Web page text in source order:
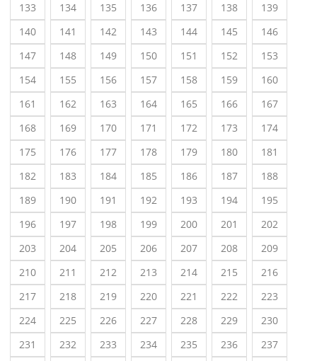
133
134 135 136 137 138
139
140
141 142 143 144 145
146
147
148 149 150 151 152
153
154
155 156 157 158 159
160
161
162 163 164 165 166
167
168
169 170 171 172 173
174
175
176 177 178 179 180
181
182
183 184 185 186 187
188
189
190 191 192 193 194
195
196
197 198 199 200 201
202
203
204 205 206 207 208
209
210
211 212 213 214 215
216
217
218 219 220 221 222
223
224
225 226 227 228 229
230
231
232 233 234 235 236
237